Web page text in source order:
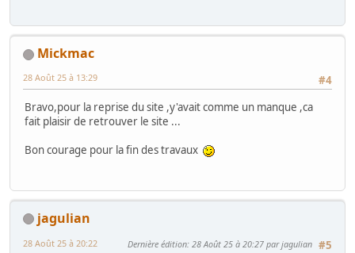
Mickmac
#4
28 Août 25 à 13:29
Bravo,pour la reprise du site ,y'avait comme un manque ,ca
fait plaisir de retrouver le site ...
Bon courage pour la fin des travaux
jagulian
#5
28 Août 25 à 20:22 Dernière édition: 28 Août 25 à 20:27 par jagulian